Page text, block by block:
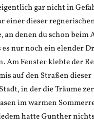
gar nicht in
einer dieser
an denen du schon beim
es nur noch ein elender
Am Fenster klebte der
auf den Straßen dieser
in der die Träume
im warmen
hatte Gunther